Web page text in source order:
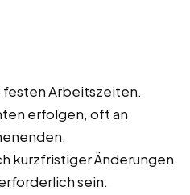
Arbeitszeiten.
erfolgen, oft an
kurzfristiger Änderungen
sein.